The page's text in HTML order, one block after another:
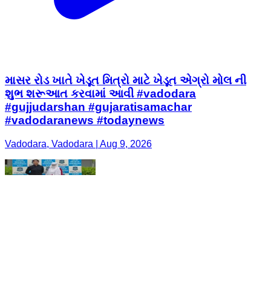
માસર રોડ ખાતે ખેડૂત મિત્રો માટે ખેડૂત એગ્રો મોલ ની
શુભ શરૂઆત કરવામાં આવી #vadodara
#gujjudarshan #gujaratisamachar
#vadodaranews #todaynews
Vadodara, Vadodara | Aug 9, 2026